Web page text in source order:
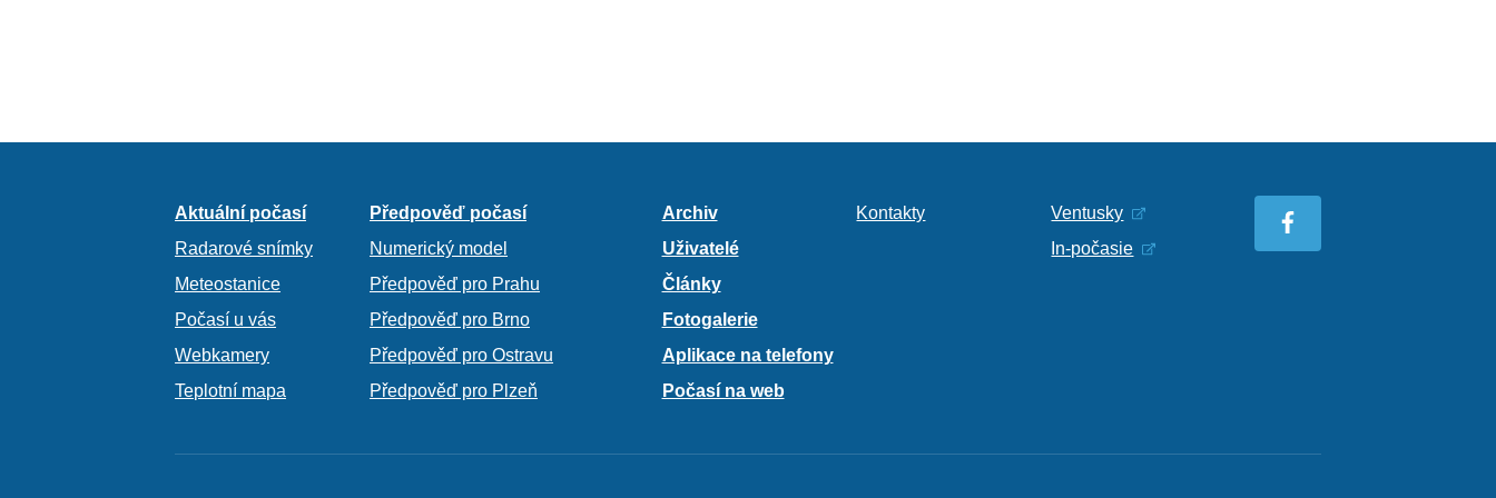
Aktuální počasí
Radarové snímky
Meteostanice
Počasí u vás
Webkamery
Teplotní mapa
Předpověď počasí
Numerický model
Předpověď pro Prahu
Předpověď pro Brno
Předpověď pro Ostravu
Předpověď pro Plzeň
Archiv
Uživatelé
Články
Fotogalerie
Aplikace na telefony
Počasí na web
Kontakty
Ventusky
In-počasie